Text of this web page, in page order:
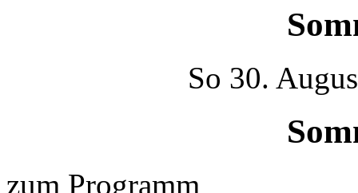
So 30.
zum Programm